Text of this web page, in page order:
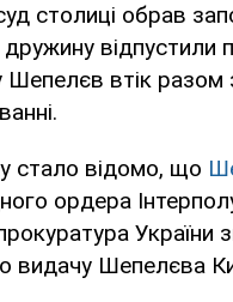
столиці обрав
відпустили
втік разом
стало відомо, що
ордера
України
видачу Шепелєва